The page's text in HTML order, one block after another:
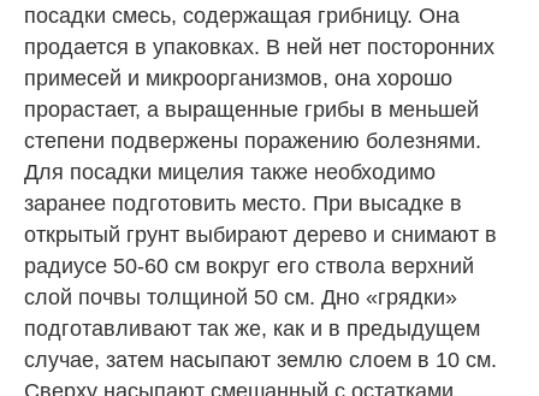
посадки смесь, содержащая грибницу. Она
продается в упаковках. В ней нет посторонних
примесей и микроорганизмов, она хорошо
прорастает, а выращенные грибы в меньшей
степени подвержены поражению болезнями.
Для посадки мицелия также необходимо
заранее подготовить место. При высадке в
открытый грунт выбирают дерево и снимают в
радиусе 50-60 см вокруг его ствола верхний
слой почвы толщиной 50 см. Дно «грядки»
подготавливают так же, как и в предыдущем
случае, затем насыпают землю слоем в 10 см.
Сверху насыпают смешанный с остатками